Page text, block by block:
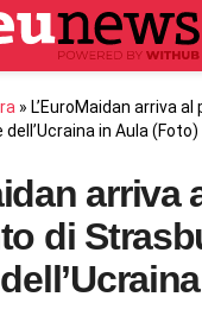
» L’EuroMaidan arriva
in Aula (Foto)
arriva
di